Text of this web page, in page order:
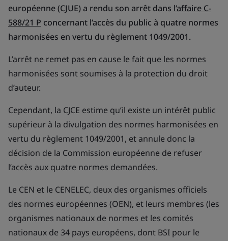
européenne (CJUE) a rendu son arrêt dans l’affaire C-
588/21 P concernant l’accès du public à quatre normes
harmonisées en vertu du règlement 1049/2001.
L’arrêt ne remet pas en cause le fait que les normes
harmonisées sont soumises à la protection du droit
d’auteur.
Cependant, la CJCE estime qu’il existe un intérêt public
supérieur à la divulgation des normes harmonisées en
vertu du règlement 1049/2001, et annule donc la
décision de la Commission européenne de refuser
l’accès aux quatre normes demandées.
Le CEN et le CENELEC, deux des organismes officiels
des normes européennes (OEN), et leurs membres (les
organismes nationaux de normes et les comités
nationaux de 34 pays européens, dont BSI pour le